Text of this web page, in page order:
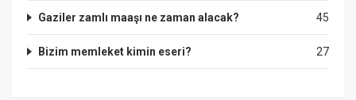
45
Gaziler zamlı maaşı ne zaman alacak?
27
Bizim memleket kimin eseri?